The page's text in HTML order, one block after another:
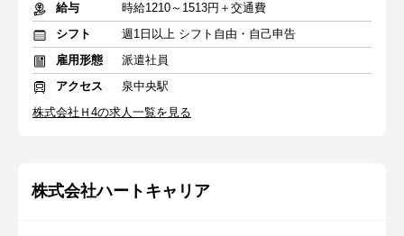
給与
時給1210～1513円＋交通費
シフト
週1日以上 シフト自由・自己申告
雇用形態
派遣社員
アクセス
泉中央駅
株式会社Ｈ4の求人一覧を見る
株式会社ハートキャリア